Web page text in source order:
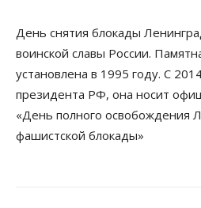
День снятия блокады
воинской славы России.
установлена в 1995 году. С
президента РФ, она носит
«День полного освобождения
фашистской блокады»